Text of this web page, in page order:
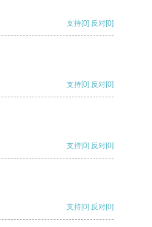
支持[0] 反对[0]
支持[0] 反对[0]
支持[0] 反对[0]
支持[0] 反对[0]